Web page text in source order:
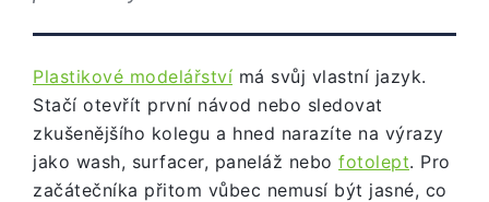
O nás Moje objednávka
Kontakty
Doprava a platba
Obchodní podmínky
Podmínky ochrany osobních údajů
Reklamační řád
Plastikové modelářství má svůj vlastní jazyk.
Stačí otevřít první návod nebo sledovat
zkušenějšího kolegu a hned narazíte na výrazy
jako wash, surfacer, paneláž nebo fotolept. Pro
začátečníka přitom vůbec nemusí být jasné, co